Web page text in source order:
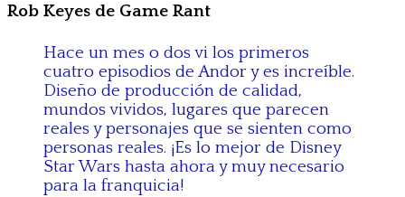
Rob Keyes de Game Rant
Hace un mes o dos vi los primeros
cuatro episodios de Andor y es increíble.
Diseño de producción de calidad,
mundos vividos, lugares que parecen
reales y personajes que se sienten como
personas reales. ¡Es lo mejor de Disney
Star Wars hasta ahora y muy necesario
para la franquicia!